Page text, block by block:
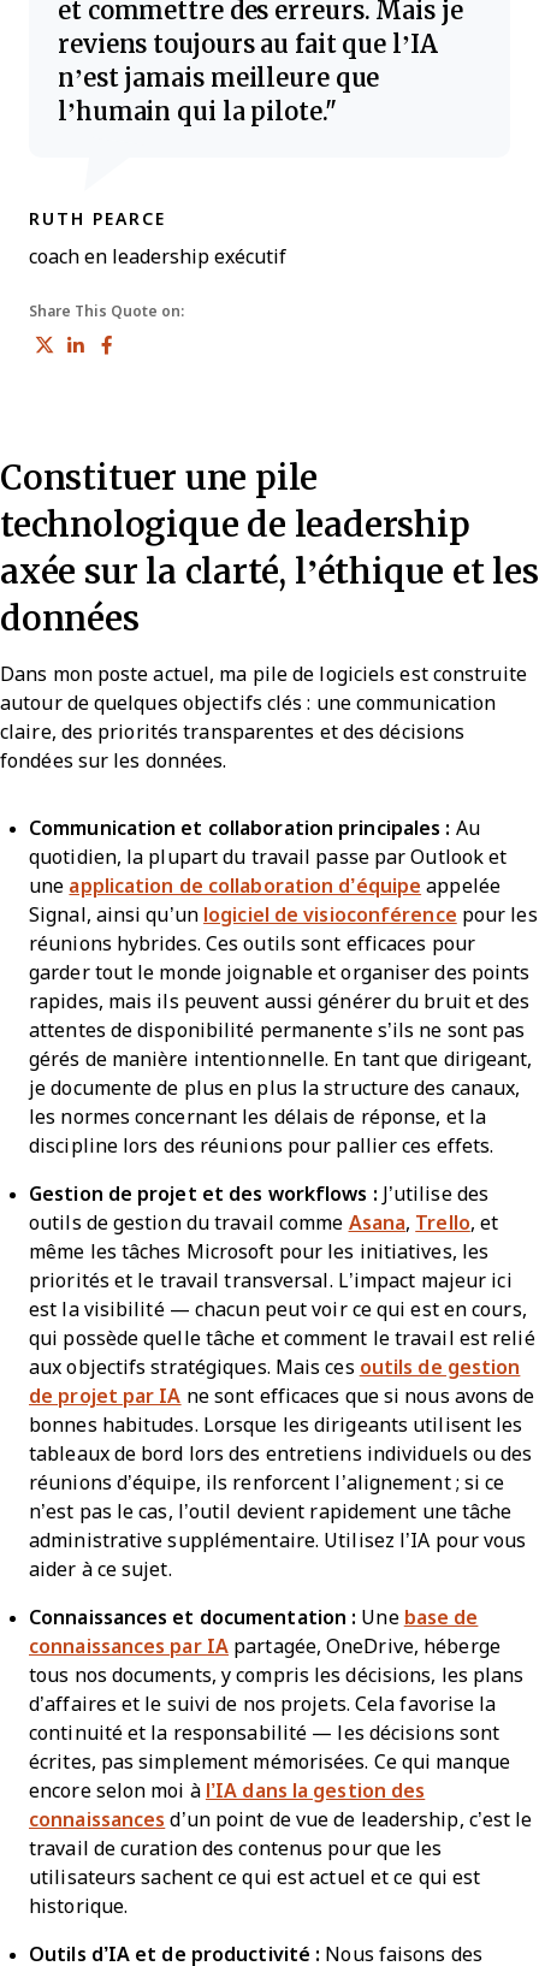
et commettre des erreurs. Mais je
reviens toujours au fait que l’IA
n’est jamais meilleure que
l’humain qui la pilote.
Share This Quote on:
Share on Twitter
Share on LinkedIn
RUTH PEARCE
coach en leadership exécutif
Constituer une pile
technologique de leadership
axée sur la clarté, l’éthique et les
données
Dans mon poste actuel, ma pile de logiciels est construite
autour de quelques objectifs clés : une communication
claire, des priorités transparentes et des décisions
fondées sur les données.
Communication et collaboration principales : Au
quotidien, la plupart du travail passe par Outlook et
une application de collaboration d’équipe appelée
Signal, ainsi qu’un logiciel de visioconférence pour les
réunions hybrides. Ces outils sont efficaces pour
garder tout le monde joignable et organiser des points
rapides, mais ils peuvent aussi générer du bruit et des
attentes de disponibilité permanente s’ils ne sont pas
gérés de manière intentionnelle. En tant que dirigeant,
je documente de plus en plus la structure des canaux,
les normes concernant les délais de réponse, et la
discipline lors des réunions pour pallier ces effets.
Gestion de projet et des workflows : J’utilise des
outils de gestion du travail comme Asana, Trello, et
même les tâches Microsoft pour les initiatives, les
priorités et le travail transversal. L’impact majeur ici
est la visibilité — chacun peut voir ce qui est en cours,
qui possède quelle tâche et comment le travail est relié
aux objectifs stratégiques. Mais ces outils de gestion
de projet par IA ne sont efficaces que si nous avons de
bonnes habitudes. Lorsque les dirigeants utilisent les
tableaux de bord lors des entretiens individuels ou des
réunions d’équipe, ils renforcent l’alignement ; si ce
n’est pas le cas, l’outil devient rapidement une tâche
administrative supplémentaire. Utilisez l’IA pour vous
aider à ce sujet.
Connaissances et documentation : Une base de
connaissances par IA partagée, OneDrive, héberge
tous nos documents, y compris les décisions, les plans
d’affaires et le suivi de nos projets. Cela favorise la
continuité et la responsabilité — les décisions sont
écrites, pas simplement mémorisées. Ce qui manque
encore selon moi à l’IA dans la gestion des
connaissances d’un point de vue de leadership, c’est le
travail de curation des contenus pour que les
utilisateurs sachent ce qui est actuel et ce qui est
historique.
Outils d’IA et de productivité : Nous faisons des